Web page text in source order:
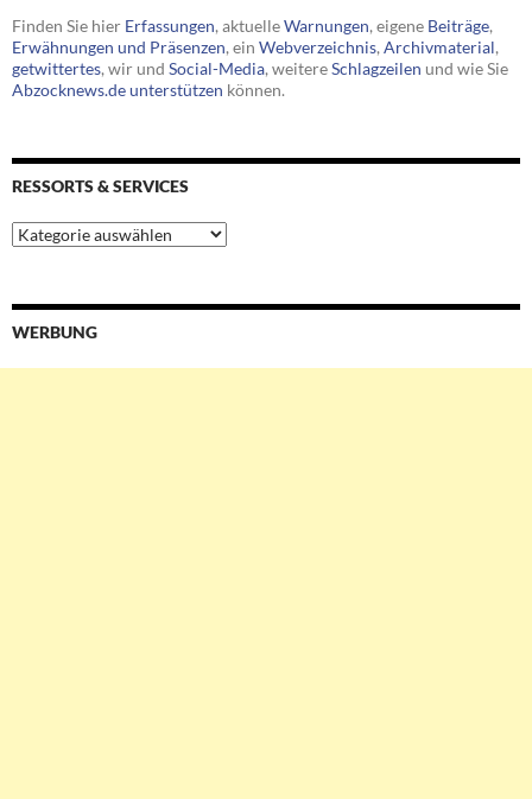
Finden Sie hier Erfassungen, aktuelleWarnungen, eigene Beiträge,
Erwähnungen und Präsenzen, ein Webverzeichnis, Archivmaterial,
getwittertes, wir und Social-Media, weitereSchlagzeilen und wie Sie
Abzocknews.de unterstützen können.
RESSORTS & SERVICES
Ressorts
&
WERBUNG